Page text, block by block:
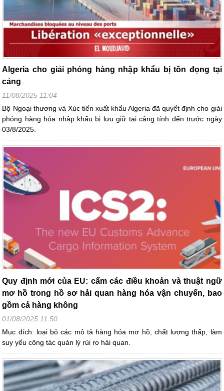
Algeria cho giải phóng hàng nhập khẩu bị tồn đọng tại
cảng
11/08/2025 11:04
Bộ Ngoại thương và Xúc tiến xuất khẩu Algeria đã quyết định cho giải
phóng hàng hóa nhập khẩu bị lưu giữ tại cảng tính đến trước ngày
03/8/2025.
Quy định mới của EU: cấm các điều khoản và thuật ngữ
mơ hồ trong hồ sơ hải quan hàng hóa vận chuyển, bao
gồm cả hàng không
01/08/2025 11:50
Mục đích: loại bỏ các mô tả hàng hóa mơ hồ, chất lượng thấp, làm
suy yếu công tác quản lý rủi ro hải quan.